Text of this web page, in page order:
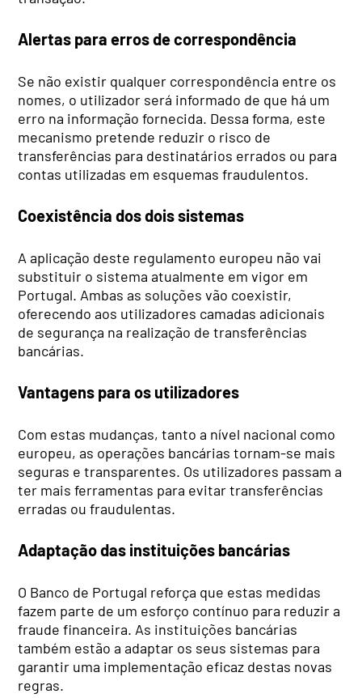
Alertas para erros de correspondência
Se não existir qualquer correspondência entre os
nomes, o utilizador será informado de que há um
erro na informação fornecida. Dessa forma, este
mecanismo pretende reduzir o risco de
transferências para destinatários errados ou para
contas utilizadas em esquemas fraudulentos.
Coexistência dos dois sistemas
A aplicação deste regulamento europeu não vai
substituir o sistema atualmente em vigor em
Portugal. Ambas as soluções vão coexistir,
oferecendo aos utilizadores camadas adicionais
de segurança na realização de transferências
bancárias.
Vantagens para os utilizadores
Com estas mudanças, tanto a nível nacional como
europeu, as operações bancárias tornam-se mais
seguras e transparentes. Os utilizadores passam a
ter mais ferramentas para evitar transferências
erradas ou fraudulentas.
Adaptação das instituições bancárias
O Banco de Portugal reforça que estas medidas
fazem parte de um esforço contínuo para reduzir a
fraude financeira. As instituições bancárias
também estão a adaptar os seus sistemas para
garantir uma implementação eficaz destas novas
regras.